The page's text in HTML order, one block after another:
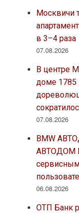
Москвичи
в 3–4 раза
07.08.2026
В центре
доме 1785
07.08.2026
BMW
АВТОДОМ
06.08.2026
ОТП Банк